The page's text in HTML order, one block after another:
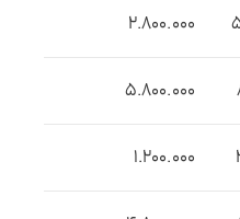
2.800.000
5.800.000
1.200.000